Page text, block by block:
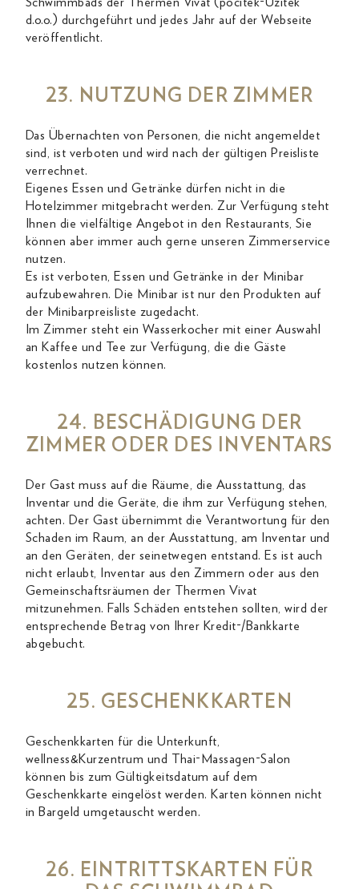
d.o.o.) durchgeführt und jedes Jahr auf der Webseite
veröffentlicht.
23. NUTZUNG DER ZIMMER
Das Übernachten von Personen, die nicht angemeldet
sind, ist verboten und wird nach der gültigen Preisliste
verrechnet.
Eigenes Essen und Getränke dürfen nicht in die
Hotelzimmer mitgebracht werden. Zur Verfügung steht
Ihnen die vielfältige Angebot in den Restaurants, Sie
können aber immer auch gerne unseren Zimmerservice
nutzen.
Es ist verboten, Essen und Getränke in der Minibar
aufzubewahren. Die Minibar ist nur den Produkten auf
der Minibarpreisliste zugedacht.
Im Zimmer steht ein Wasserkocher mit einer Auswahl
an Kaffee und Tee zur Verfügung, die die Gäste
kostenlos nutzen können.
24. BESCHÄDIGUNG DER
ZIMMER ODER DES INVENTARS
Der Gast muss auf die Räume, die Ausstattung, das
Inventar und die Geräte, die ihm zur Verfügung stehen,
achten. Der Gast übernimmt die Verantwortung für den
Schaden im Raum, an der Ausstattung, am Inventar und
an den Geräten, der seinetwegen entstand. Es ist auch
nicht erlaubt, Inventar aus den Zimmern oder aus den
Gemeinschaftsräumen der Thermen Vivat
mitzunehmen. Falls Schäden entstehen sollten, wird der
entsprechende Betrag von Ihrer Kredit-/Bankkarte
abgebucht.
25. GESCHENKKARTEN
Geschenkkarten für die Unterkunft,
wellness&Kurzentrum und Thai-Massagen-Salon
können bis zum Gültigkeitsdatum auf dem
Geschenkkarte eingelöst werden. Karten können nicht
in Bargeld umgetauscht werden.
26. EINTRITTSKARTEN FÜR